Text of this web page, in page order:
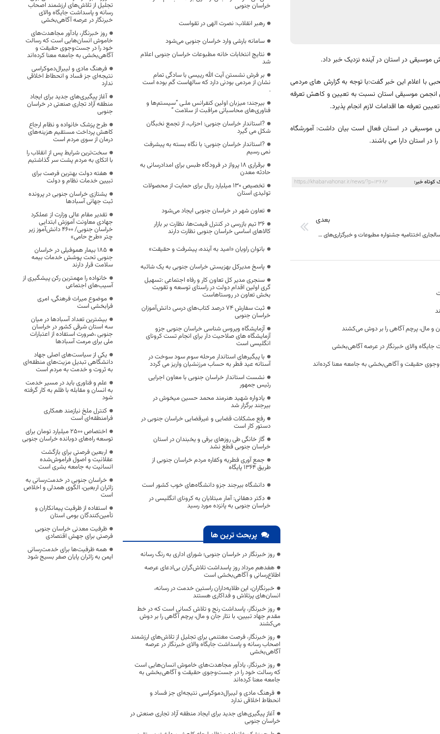
در استان در آینده نزدیک خبر داد.
با اعلام این خبر گفت:با توجه به گزارش های مردمی
مقرر شد طی ٧٢ ساعت آینده شورای انجمن موسیقی استان نسبت به تعیین و کاهش تعرفه
تعرفه ها اقدامات لازم انجام پذیرد.
موسیقی در استان فعال است بیان داشت: آمورشگاه
در استان دارا می باشند.
کوتاه خبر: https://khabarvahonar.ir/news/?p=13682
بعدی
17 اسفندماه سالجاری اختتامیه جشنواره مطبوعات و خبرگزاری‌های خراسان جنوبی
و مال، پرچم آگاهی را بر دوش می‌کشند
والای خبرنگار در عرصه آگاهی‌بخشی
حقیقت و آگاهی‌بخشی به جامعه معنا کرده‌اند
خراسان جنوبی
رهبر انقلاب:‌ نصرت الهی در تقواست
سامانه بارشی وارد خراسان جنوبی می‌شود
نتایج انتخابات خانه مطبوعات خراسان جنوبی اعلام
شد
بر فرش نشستن آیت الله رییسی با سادگی تمام
نشان از مردمی بودنی دارد که سالهاست گم بوده است
.
بیرجند؛ میزبان اولین کنفرانس ملـی “سیستم‌ها و
فناوری‌های محاسباتی مراقبت از سلامت “
?استاندار خراسان جنوبی: احزاب، از تجمع نخبگان
شکل می گیرد
?استاندار خراسان جنوبی: با نگاه بسته به پیشرفت
نمی رسیم
برقراری ۱۸ پرواز در فرودگاه طبس برای امدادرسانی به
حادثه‌ معدن
تخصیص ۱۳۰ میلیارد ریال برای حمایت از محصولات
تولیدی استان
تعاون شهر در خراسان جنوبی ایجاد می‌شود
36 تیم بازرسی در کنترل قیمت‌ها، نظارت بر بازار
کالاهای اساسی خراسان جنوبی نظارت دارند
بانوان راویان «امید به آینده، پیشرفت و حقیقت»
پاسخ مدیرکل بهزیستی خراسان جنوبی به یک شائبه
سنجری مدیر کل تعاون کار و رفاه اجتماعی :تسهیل
گری اولین اقدام دولت در راستای توسعه و تقویت
بخش تعاون در روستاهاست
ثبت سفارش ۷۴ درصد کتاب‌های درسی دانش‌آموزان
خراسان جنوبی
آزمایشگاه ویروس شناسی خراسان جنوبی جزو
آزمایشگاه های صلاحیت دار برای انجام تست کرونای
انگلیسی است
با پیگیرهای استاندار مرحله سوم سود سوخت در
آستانه عید فطر به حساب مرزنشیان واریز می گردد
نشست استاندار خراسان جنوبی با معاون اجرایی
رئیس جمهور
یادواره شهید هنرمند محمد حسین میخوش در
بیرجند برگزار شد
رفع مشکلات قضایی و غیرقضایی خراسان جنوبی در
دستور کار است
گاز خانگی طی روزهای برفی و یخبندان در استان
خراسان جنوبی قطع نشد
جمع آوری فطریه وکفاره مردم خراسان جنوبی از
طریق 1364 پایگاه
دانشگاه بیرجند جزو دانشگاه‌های خوب کشور است
دکتر دهقانی: آمار مبتلایان به کرونای انگلیسی در
خراسان جنوبی به پانزده مورد رسید
پربحث ترین ها
روز خبرنگار در خراسان جنوبی؛ شورای اداری به رنگ رسانه
هفدهم مرداد روز پاسداشت تلاش‌گران بی‌ادعای عرصه
اطلاع‌رسانی و آگاهی‌بخشی است
خبرنگاران، این طلایه‌داران راستین خدمت در رسانه،
انسان‌های پرتلاش و فداکاری هستند
روز خبرنگار، پاسداشت رنج و تلاش کسانی است که در خط
مقدم جهاد تبیین، با نثار جان و مال، پرچم آگاهی را بر دوش
می‌کشند
روز خبرنگار، فرصت مغتنمی برای تجلیل از تلاش‌های ارزشمند
اصحاب رسانه و پاسداشت جایگاه والای خبرنگار در عرصه
آگاهی‌بخشی
روز خبرنگار، یادآور مجاهدت‌های خاموش انسان‌هایی است
که رسالت خود را در جست‌وجوی حقیقت و آگاهی‌بخشی به
جامعه معنا کرده‌اند
فرهنگ مادی و لیبرال‌دموکراسی نتیجه‌ای جز فساد و
انحطاط اخلاقی ندارد
آغاز پیگیری‌های جدید برای ایجاد منطقه آزاد تجاری صنعتی در
خراسان جنوبی
تجلیل از تلاش‌های ارزشمند اصحاب
رسانه و پاسداشت جایگاه والای
خبرنگار در عرصه آگاهی‌بخشی
روز خبرنگار، یادآور مجاهدت‌های
خاموش انسان‌هایی است که رسالت
خود را در جست‌وجوی حقیقت و
آگاهی‌بخشی به جامعه معنا کرده‌اند
فرهنگ مادی و لیبرال‌دموکراسی
نتیجه‌ای جز فساد و انحطاط اخلاقی
ندارد
آغاز پیگیری‌های جدید برای ایجاد
منطقه آزاد تجاری صنعتی در خراسان
جنوبی
طرح پزشک خانواده و نظام ارجاع
کاهش پرداخت مستقیم هزینه‌های
درمان از سوی مردم است
سخت‌ترین شرایط پس از انقلاب را
با اتکای به مردم پشت سر گذاشتیم
هفته دولت بهترین فرصت برای
تبیین خدمات نظام و دولت
یشتازی خراسان جنوبی در پرونده
ثبت جهانی آسبادها
تقدیر مقام عالی وزارت از عملکرد
جهادی معاونت آموزش ابتدایی
خراسان جنوبی/ ۴۶۰۰ دانش‌آموز زیر
چتر «طرح حامی»
۱۸۵ بیمار هموفیلی در خراسان
جنوبی تحت پوشش خدمات بیمه
سلامت قرار دارند
خانواده را مهمترین رکن پیشگیری از
آسیب‌های اجتماعی
موضوع میراث فرهنگی، امری
فرابخشی است
بیشترین تعداد آسبادها در میان
سه استان شرقی کشور در خراسان
جنوبی ،ضرورت استفاده از اعتبارات
ملی برای مرمت آسبادها
یکی از سیاست‌های اصلی جهاد
دانشگاهی تبدیل مزیت‌های منطقه‌ای
به ثروت و خدمت به مردم است
علم و فناوری باید در مسیر خدمت
به انسان و مقابله با ظلم به کار گرفته
شود
کنترل ملخ نیازمند همکاری
فرامنطقه‌ای است
اختصاص 2500 میلیارد تومان برای
توسعه راه‌های دوبانده خراسان جنوبی
اربعین فرصتی برای بازگشت
عقلانیت و اصول فراموش‌شده
انسانیت به جامعه بشری است
خراسان جنوبی در خدمت‌رسانی به
زائران اربعین، الگوی همدلی و اخلاص
است
استفاده از ظرفیت پیمانکاران و
تأمین‌کنندگان بومی استان
ظرفیت معدنی خراسان جنوبی
فرصتی برای جهش اقتصادی
همه ظرفیت‌ها برای خدمت‌رسانی
ایمن به زائران پایان صفر بسیج شود